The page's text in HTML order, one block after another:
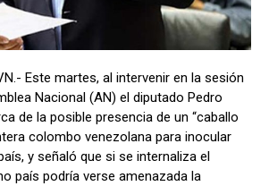
Este martes, al intervenir en la sesión
Nacional (AN) el diputado Pedro
de la posible presencia de un “caballo
colombo venezolana para inocular
y señaló que si se internaliza el
país podría verse amenazada la